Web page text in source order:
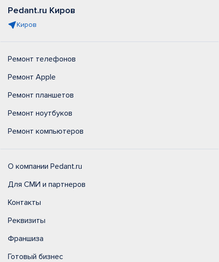
Pedant.ru Киров
Киров
Ремонт телефонов
Ремонт Apple
Ремонт планшетов
Ремонт ноутбуков
Ремонт компьютеров
О компании Pedant.ru
Для СМИ и партнеров
Контакты
Реквизиты
Франшиза
Готовый бизнес